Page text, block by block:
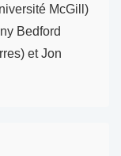
McGill)
Bedford
et Jon